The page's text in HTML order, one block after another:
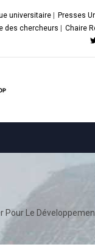
universitaire Presses
des chercheurs Chaire
Pour Le